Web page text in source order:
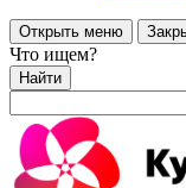
Открыть меню
Что ищем?
Найти